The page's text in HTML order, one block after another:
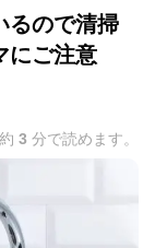
るので清掃
にご注意
3 分で読めます。